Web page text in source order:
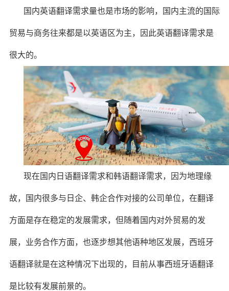
国内英语翻译需求量也是市场的影响，国内主流的国际
贸易与商务往来都是以英语区为主，因此英语翻译需求是
很大的。
现在国内日语翻译需求和韩语翻译需求，因为地理缘
故，国内很多与日企、韩企合作对接的公司单位，在翻译
方面是存在稳定的发展需求，但随着国内对外贸易的发
展，业务合作方面，也逐步想其他语种地区发展，西班牙
语翻译就是在这种情况下出现的，目前从事西班牙语翻译
是比较有发展前景的。